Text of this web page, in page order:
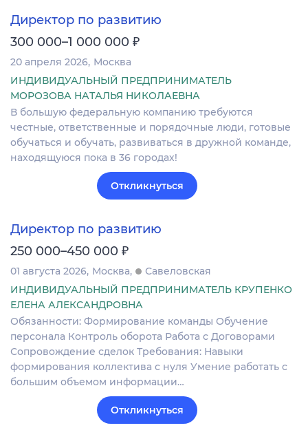
Директор по развитию
300 000–1 000 000 ₽
20 апреля 2026 Москва
ИНДИВИДУАЛЬНЫЙ ПРЕДПРИНИМАТЕЛЬ
МОРОЗОВА НАТАЛЬЯ НИКОЛАЕВНА
В большую федеральную компанию требуются
честные, ответственные и порядочные люди, готовые
обучаться и обучать, развиваться в дружной команде,
находящуюся пока в 36 городах!
Откликнуться
Директор по развитию
250 000–450 000 ₽
01 августа 2026 Москва
Савеловская
ИНДИВИДУАЛЬНЫЙ ПРЕДПРИНИМАТЕЛЬ КРУПЕНКО
ЕЛЕНА АЛЕКСАНДРОВНА
Обязанности: Формирование команды Обучение
персонала Контроль оборота Работа с Договорами
Сопровождение сделок Требования: Навыки
формирования коллектива с нуля Умение работать с
большим объемом информации…
Откликнуться